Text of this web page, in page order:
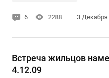
6 2288 3 Декабря
Встреча жильцов
4.12.09